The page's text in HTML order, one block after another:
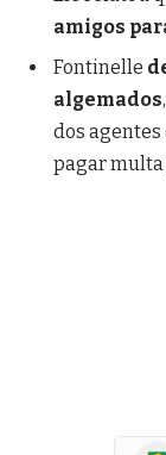
amigos
Fontinelle
algemados
dos agentes
pagar multa